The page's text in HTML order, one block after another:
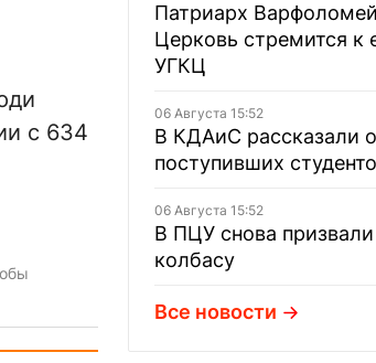
с 634
Патриарх
Церковь стремится к
УГКЦ
06 Августа 15:52
В КДАиС рассказали
поступивших
06 Августа 15:52
В ПЦУ снова призвали
колбасу
Все новости